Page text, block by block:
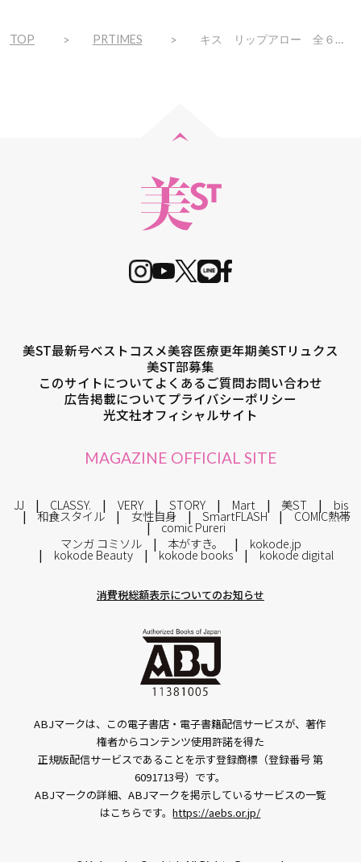
TOP PRTIMES キス リップアロー 全６色 ２０２３年９月１日（金） 先行発売／２０２３年９月２２日（金） 全国発売
美ST最新号ベストコスメ美容医療更年期美STリュクス
美ST部募集
このサイトについてよくあるご質問お問い合わせ
広告掲載についてプライバシーポリシー
光文社オフィシャルサイト
MAGAZINE OFFICIAL SITE
JJ CLASSY. VERY STORY Mart 美ST bis
和食スタイル 女性自身 SmartFLASH COMIC熱帯
comic Pureri
マンガ コミソル
本がすき。 kokode.jp
kokode Beauty kokode books kokode digital
消費税総額表示についてのお知らせ
ABJマークは、この電子書店・電子書籍配信サービスが、著作
権者からコンテンツ使用許諾を得た
正規版配信サービスであることを示す登録商標（登録番号 第
6091713号）です。
ABJマークの詳細、ABJマークを掲示しているサービスの一覧
はこちらです。https://aebs.or.jp/